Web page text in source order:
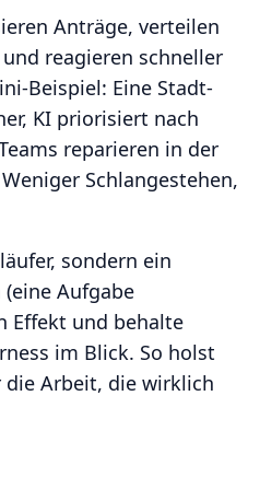
Anträge, verteilen
reagieren schneller
Beispiel: Eine Stadt-
KI priorisiert nach
reparieren in der
Schlangestehen,
sondern ein
Aufgabe
Effekt und behalte
im Blick. So holst
Arbeit, die wirklich